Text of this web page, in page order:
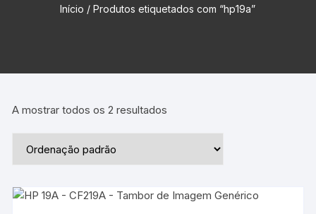
Início / Produtos etiquetados com “hp19a”
A mostrar todos os 2 resultados